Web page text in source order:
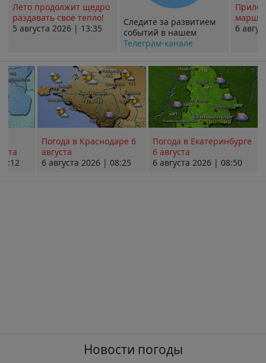
Лето продолжит щедро
раздавать своё тепло!
5 августа 2026 | 13:35
Следите за развитием
событий в нашем
Телеграм-канале
6
Погода в Краснодаре 6
августа
6 августа 2026 | 08:25
Погода в Екатеринбурге
6 августа
6 августа 2026 | 08:50
Новости погоды